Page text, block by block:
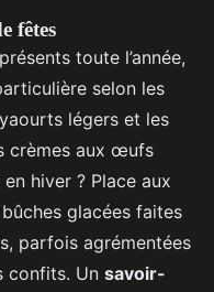
fêtes
toute l’année,
selon les
légers et les
crèmes aux œufs
hiver ? Place aux
glacées faites
parfois agrémentées
confits. Un savoir-